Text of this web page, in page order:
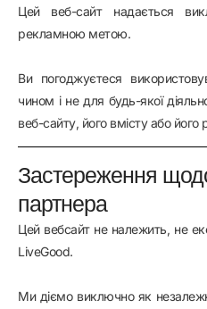
Цей веб-сайт надається
рекламною метою.
Ви погоджуєтеся
чином і не для будь-якої
веб-сайту, його вмісту або його
Застереження
партнера
Цей вебсайт не належить, не
LiveGood.
Ми діємо виключно як